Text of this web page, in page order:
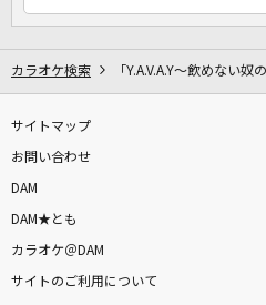
カラオケをもっ
カラオケ検索 「Y.A.V.A.Y～飲めない
サイトマップ
お問い合わせ
DAM
DAM★とも
カラオケ＠DAM
サイトのご利用について